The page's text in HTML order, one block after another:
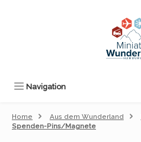
Navigation
Home Aus dem Wunderland
Spenden-Pins/Magnete